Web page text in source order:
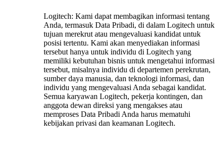
Logitech: Kami dapat membagikan informasi tentang
Anda, termasuk Data Pribadi, di dalam Logitech untuk
tujuan merekrut atau mengevaluasi kandidat untuk
posisi tertentu. Kami akan menyediakan informasi
tersebut hanya untuk individu di Logitech yang
memiliki kebutuhan bisnis untuk mengetahui informasi
tersebut, misalnya individu di departemen perekrutan,
sumber daya manusia, dan teknologi informasi, dan
individu yang mengevaluasi Anda sebagai kandidat.
Semua karyawan Logitech, pekerja kontingen, dan
anggota dewan direksi yang mengakses atau
memproses Data Pribadi Anda harus mematuhi
kebijakan privasi dan keamanan Logitech.